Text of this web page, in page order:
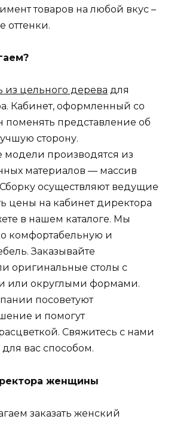
товаров на любой вкус –
оттенки.
из цельного дерева для
Кабинет, оформленный со
поменять представление об
сторону.
модели производятся из
материалов — массив
осуществляют ведущие
цены на кабинет директора
в нашем каталоге. Мы
комфортабельную и
Заказывайте
оригинальные столы с
или округлыми формами.
посоветуют
и помогут
Свяжитесь с нами
вас способом.
женщины
заказать женский